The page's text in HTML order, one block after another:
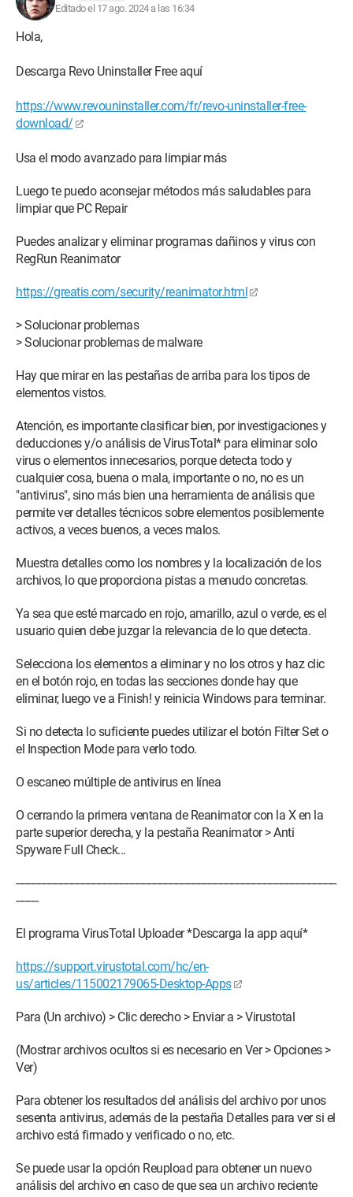
Editado el 17 ago. 2024 a las 16:34
Hola,
Descarga Revo Uninstaller Free aquí
https://www.revouninstaller.com/fr/revo-uninstaller-free-
download/
Usa el modo avanzado para limpiar más
Luego te puedo aconsejar métodos más saludables para
limpiar que PC Repair
Puedes analizar y eliminar programas dañinos y virus con
RegRun Reanimator
https://greatis.com/security/reanimator.html
> Solucionar problemas
> Solucionar problemas de malware
Hay que mirar en las pestañas de arriba para los tipos de
elementos vistos.
Atención, es importante clasificar bien, por investigaciones y
deducciones y/o análisis de VirusTotal* para eliminar solo
virus o elementos innecesarios, porque detecta todo y
cualquier cosa, buena o mala, importante o no, no es un
"antivirus", sino más bien una herramienta de análisis que
permite ver detalles técnicos sobre elementos posiblemente
activos, a veces buenos, a veces malos.
Muestra detalles como los nombres y la localización de los
archivos, lo que proporciona pistas a menudo concretas.
Ya sea que esté marcado en rojo, amarillo, azul o verde, es el
usuario quien debe juzgar la relevancia de lo que detecta.
Selecciona los elementos a eliminar y no los otros y haz clic
en el botón rojo, en todas las secciones donde hay que
eliminar, luego ve a Finish! y reinicia Windows para terminar.
Si no detecta lo suficiente puedes utilizar el botón Filter Set o
el Inspection Mode para verlo todo.
O escaneo múltiple de antivirus en línea
O cerrando la primera ventana de Reanimator con la X en la
parte superior derecha, y la pestaña Reanimator > Anti
Spyware Full Check...
-----------------------------------------------------­------------------------­---------------------------------------
--------
El programa VirusTotal Uploader *Descarga la app aquí*
https://support.virustotal.com/hc/en-
us/articles/115002179065-Desktop-Apps
Para (Un archivo) > Clic derecho > Enviar a > Virustotal
(Mostrar archivos ocultos si es necesario en Ver > Opciones >
Ver)
Para obtener los resultados del análisis del archivo por unos
sesenta antivirus, además de la pestaña Detalles para ver si el
archivo está firmado y verificado o no, etc.
Se puede usar la opción Reupload para obtener un nuevo
análisis del archivo en caso de que sea un archivo reciente